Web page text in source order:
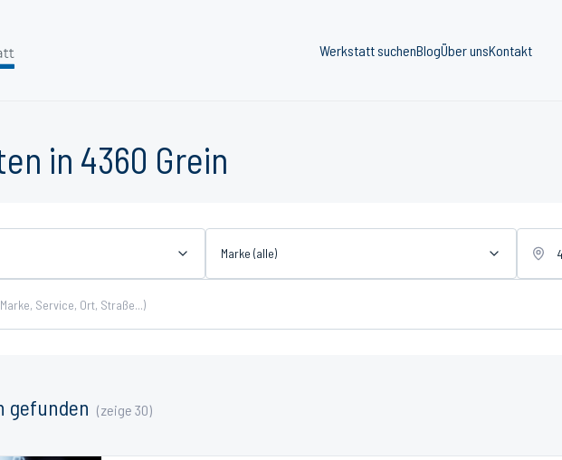
Werkstatt suchenBlogÜber unsKontakt
in 4360 Grein
Marke (alle)
gefunden (zeige 30)